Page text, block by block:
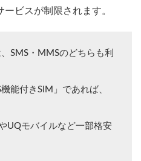
ビスが制限されます。
SMS・MMSのどちらも利
能付きSIM」であれば、
UQモバイルなど一部格安